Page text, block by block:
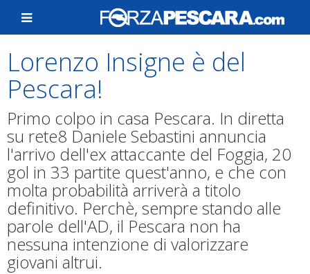
Lorenzo Insigne è del
Pescara!
Primo colpo in casa Pescara. In diretta
su rete8 Daniele Sebastini annuncia
l'arrivo dell'ex attaccante del Foggia, 20
gol in 33 partite quest'anno, e che con
molta probabilità arriverà a titolo
definitivo. Perchè, sempre stando alle
parole dell'AD, il Pescara non ha
nessuna intenzione di valorizzare
giovani altrui.